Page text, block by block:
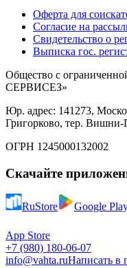
Оферта для
Согласие на
Свидетельство о
Выписка гос.
Общество с
СЕРВИСЕЗ»
Юр. адрес: 141273,
Григорково, тер. Вишни-
ОГРН 1245000132002
Скачайте
RuStore Google
App Store
+7 (980) 180-06-07
info@vahta.ruНаписать в